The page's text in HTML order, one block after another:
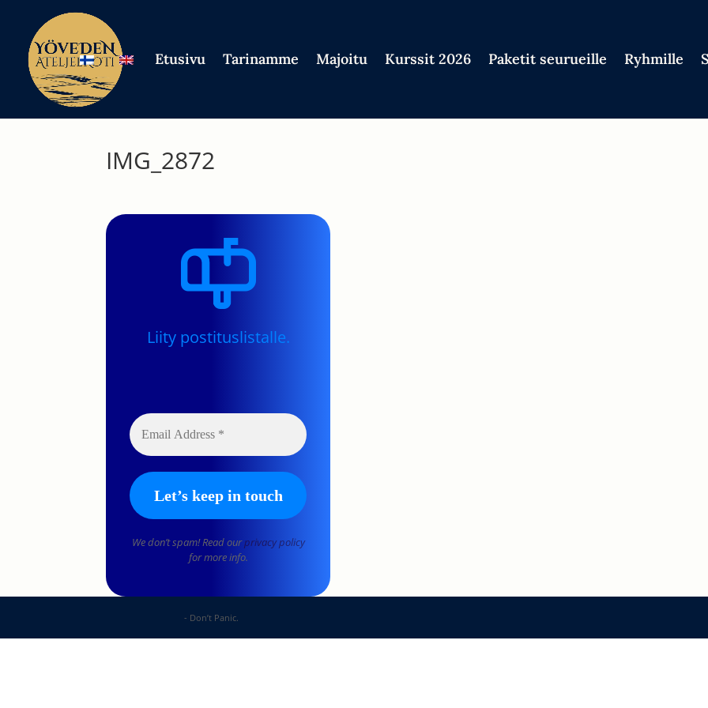
Etusivu Tarinamme Majoitu Kurssit 2026 Paketit seurueille Ryhmille
IMG_2872
Liity postituslistalle.
We don’t spam! Read ourprivacy policy
for more info.
- Don’t Panic.